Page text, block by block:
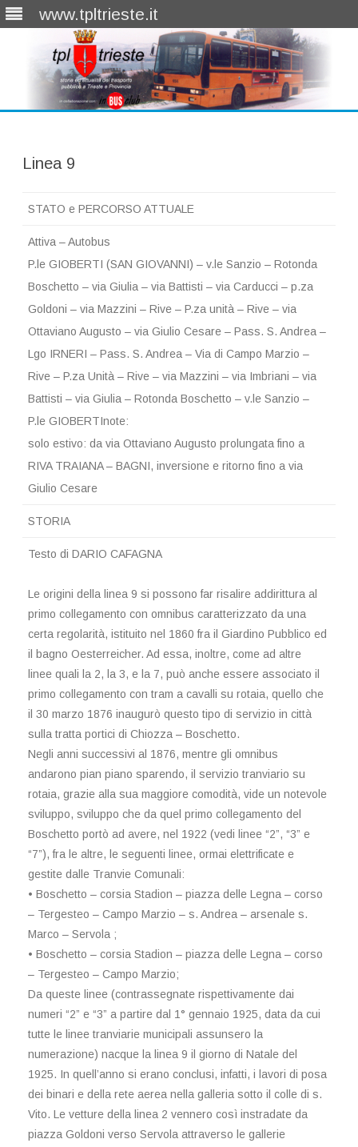
www.tpltrieste.it
Linea 9
STATO e PERCORSO ATTUALE
Attiva – Autobus
P.le GIOBERTI (SAN GIOVANNI) – v.le Sanzio – Rotonda
Boschetto – via Giulia – via Battisti – via Carducci – p.za
Goldoni – via Mazzini – Rive – P.za unità – Rive – via
Ottaviano Augusto – via Giulio Cesare – Pass. S. Andrea –
Lgo IRNERI – Pass. S. Andrea – Via di Campo Marzio –
Rive – P.za Unità – Rive – via Mazzini – via Imbriani – via
Battisti – via Giulia – Rotonda Boschetto – v.le Sanzio –
P.le GIOBERTInote:
solo estivo: da via Ottaviano Augusto prolungata fino a
RIVA TRAIANA – BAGNI, inversione e ritorno fino a via
Giulio Cesare
STORIA
Testo di DARIO CAFAGNA
Le origini della linea 9 si possono far risalire addirittura al
primo collegamento con omnibus caratterizzato da una
certa regolarità, istituito nel 1860 fra il Giardino Pubblico ed
il bagno Oesterreicher. Ad essa, inoltre, come ad altre
linee quali la 2, la 3, e la 7, può anche essere associato il
primo collegamento con tram a cavalli su rotaia, quello che
il 30 marzo 1876 inaugurò questo tipo di servizio in città
sulla tratta portici di Chiozza – Boschetto.
Negli anni successivi al 1876, mentre gli omnibus
andarono pian piano sparendo, il servizio tranviario su
rotaia, grazie alla sua maggiore comodità, vide un notevole
sviluppo, sviluppo che da quel primo collegamento del
Boschetto portò ad avere, nel 1922 (vedi linee “2”, “3” e
“7”), fra le altre, le seguenti linee, ormai elettrificate e
gestite dalle Tranvie Comunali:
• Boschetto – corsia Stadion – piazza delle Legna – corso
– Tergesteo – Campo Marzio – s. Andrea – arsenale s.
Marco – Servola ;
• Boschetto – corsia Stadion – piazza delle Legna – corso
– Tergesteo – Campo Marzio;
Da queste linee (contrassegnate rispettivamente dai
numeri “2” e “3” a partire dal 1° gennaio 1925, data da cui
tutte le linee tranviarie municipali assunsero la
numerazione) nacque la linea 9 il giorno di Natale del
1925. In quell’anno si erano conclusi, infatti, i lavori di posa
dei binari e della rete aerea nella galleria sotto il colle di s.
Vito. Le vetture della linea 2 vennero così instradate da
piazza Goldoni verso Servola attraverso le gallerie